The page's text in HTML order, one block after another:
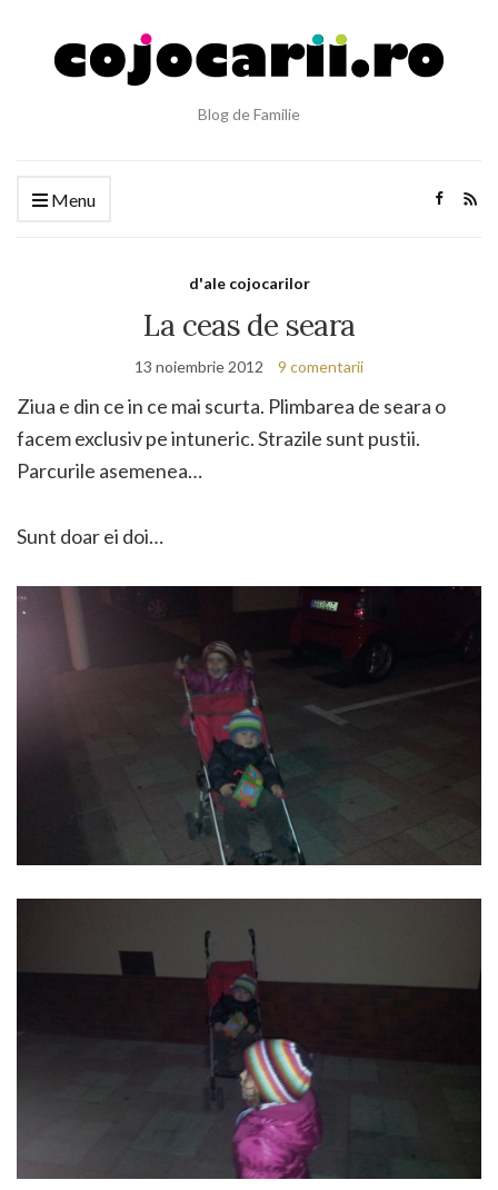
Blog de Familie
Menu
d'ale cojocarilor
La ceas de seara
13 noiembrie 2012 9 comentarii
Ziua e din ce in ce mai scurta. Plimbarea de seara o
facem exclusiv pe intuneric. Strazile sunt pustii.
Parcurile asemenea…
Sunt doar ei doi…